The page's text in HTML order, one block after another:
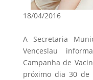
18/04/2016
A Secretaria
Venceslau
Campanha de
próximo dia 30